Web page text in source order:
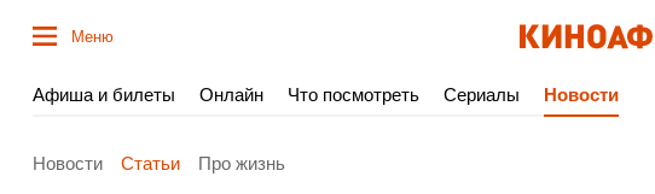
Меню
Афиша и билеты Онлайн Что посмотреть Сериалы Новости
Новости Статьи Про жизнь